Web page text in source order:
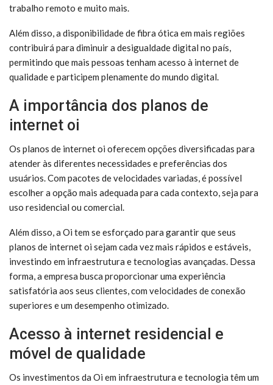
trabalho remoto e muito mais.
Além disso, a disponibilidade de fibra ótica em mais regiões
contribuirá para diminuir a desigualdade digital no país,
permitindo que mais pessoas tenham acesso à internet de
qualidade e participem plenamente do mundo digital.
A importância dos planos de
internet oi
Os planos de internet oi oferecem opções diversificadas para
atender às diferentes necessidades e preferências dos
usuários. Com pacotes de velocidades variadas, é possível
escolher a opção mais adequada para cada contexto, seja para
uso residencial ou comercial.
Além disso, a Oi tem se esforçado para garantir que seus
planos de internet oi sejam cada vez mais rápidos e estáveis,
investindo em infraestrutura e tecnologias avançadas. Dessa
forma, a empresa busca proporcionar uma experiência
satisfatória aos seus clientes, com velocidades de conexão
superiores e um desempenho otimizado.
Acesso à internet residencial e
móvel de qualidade
Os investimentos da Oi em infraestrutura e tecnologia têm um